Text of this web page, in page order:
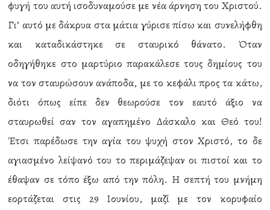
φυγή του αυτή ισοδυναμούσε με νέα άρνηση του Χριστού.
Γι’ αυτό με δάκρυα στα μάτια γύρισε πίσω και συνελήφθη
και καταδικάστηκε σε σταυρικό θάνατο. Όταν
οδηγήθηκε στο μαρτύριο παρακάλεσε τους δημίους του
να τον σταυρώσουν ανάποδα, με το κεφάλι προς τα κάτω,
διότι όπως είπε δεν θεωρούσε τον εαυτό άξιο να
σταυρωθεί σαν τον αγαπημένο Δάσκαλο και Θεό του!
Έτσι παρέδωσε την αγία του ψυχή στον Χριστό, το δε
αγιασμένο λείψανό του το περιμάζεψαν οι πιστοί και το
έθαψαν σε τόπο έξω από την πόλη. Η σεπτή του μνήμη
εορτάζεται στις 29 Ιουνίου, μαζί με τον κορυφαίο